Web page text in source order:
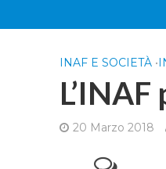
INAF E SOCIETÀ •
20 Marzo 2018